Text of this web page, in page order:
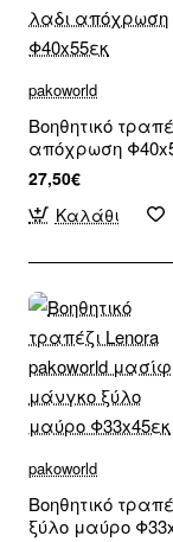
pakoworld
Βοηθητικό
απόχρωση
27,50€
Καλάθι
pakoworld
Βοηθητικό
ξύλο μαύρο